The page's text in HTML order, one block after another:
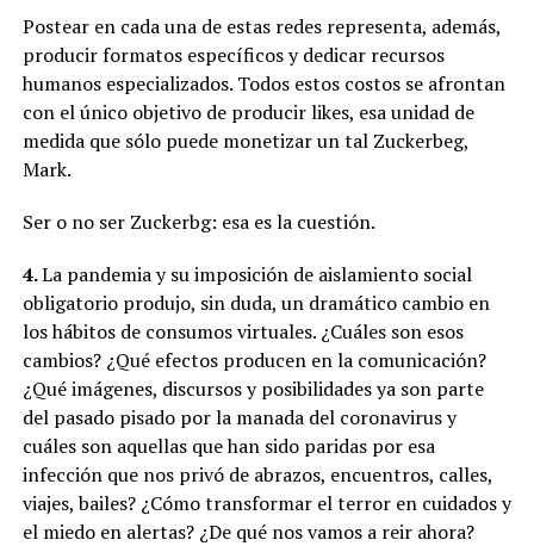
Postear en cada una de estas redes representa, además,
producir formatos específicos y dedicar recursos
humanos especializados. Todos estos costos se afrontan
con el único objetivo de producir likes, esa unidad de
medida que sólo puede monetizar un tal Zuckerbeg,
Mark.
Ser o no ser Zuckerbg: esa es la cuestión.
4.La pandemia y su imposición de aislamiento social
obligatorio produjo, sin duda, un dramático cambio en
los hábitos de consumos virtuales. ¿Cuáles son esos
cambios? ¿Qué efectos producen en la comunicación?
¿Qué imágenes, discursos y posibilidades ya son parte
del pasado pisado por la manada del coronavirus y
cuáles son aquellas que han sido paridas por esa
infección que nos privó de abrazos, encuentros, calles,
viajes, bailes? ¿Cómo transformar el terror en cuidados y
el miedo en alertas? ¿De qué nos vamos a reir ahora?